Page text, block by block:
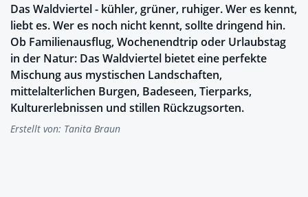
Das Waldviertel - kühler, grüner, ruhiger. Wer es kennt,
liebt es. Wer es noch nicht kennt, sollte dringend hin.
Ob Familienausflug, Wochenendtrip oder Urlaubstag
in der Natur: Das Waldviertel bietet eine perfekte
Mischung aus mystischen Landschaften,
mittelalterlichen Burgen, Badeseen, Tierparks,
Kulturerlebnissen und stillen Rückzugsorten.
Erstellt von: Tanita Braun